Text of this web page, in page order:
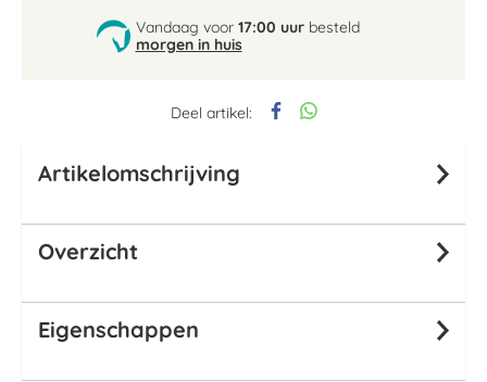
Deel artikel:
Vandaag voor 17:00 uurbesteld
morgen in huis
Artikelomschrijving
Overzicht
Eigenschappen